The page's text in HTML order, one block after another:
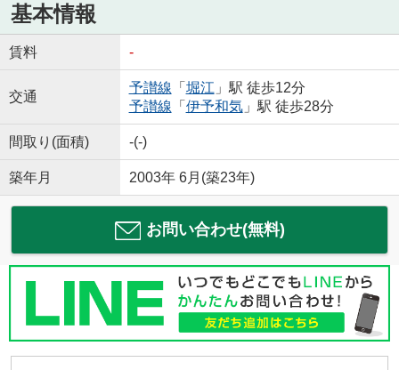
基本情報
賃料 -
交通
予讃線 「 堀江 」駅 徒歩12分
予讃線 「 伊予和気」駅 徒歩28分
間取り(面積) -(-)
築年月 2003年 6月(築23年)
お問い合わせ(無料)